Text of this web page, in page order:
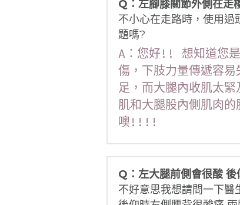
Q：左腳膝關節外側在走
不小心在走路時，使用過
題嗎?
A：您好!! 想知道您是
傷，下肢力量傳遞容
足，而大腿內收肌太
肌和大腿股內側肌肉
噢!!!!
Q：左大腿前側會很酸
不好意思我想請問一下